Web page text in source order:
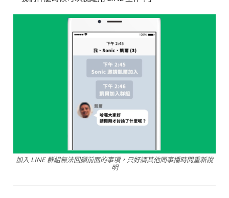
加入 LINE 群組無法回顧前面的事項，只好請其他同事播時間重新說
明